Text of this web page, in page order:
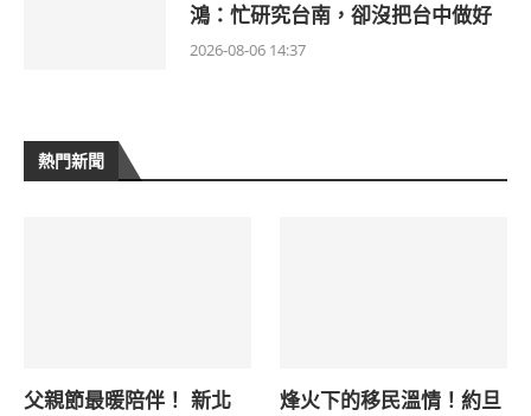
鴻：忙研究台南，卻沒把台中做好
2026-08-06 14:37
熱門新聞
父親節最暖陪伴！ 新北
烽火下的移民溫情！約旦